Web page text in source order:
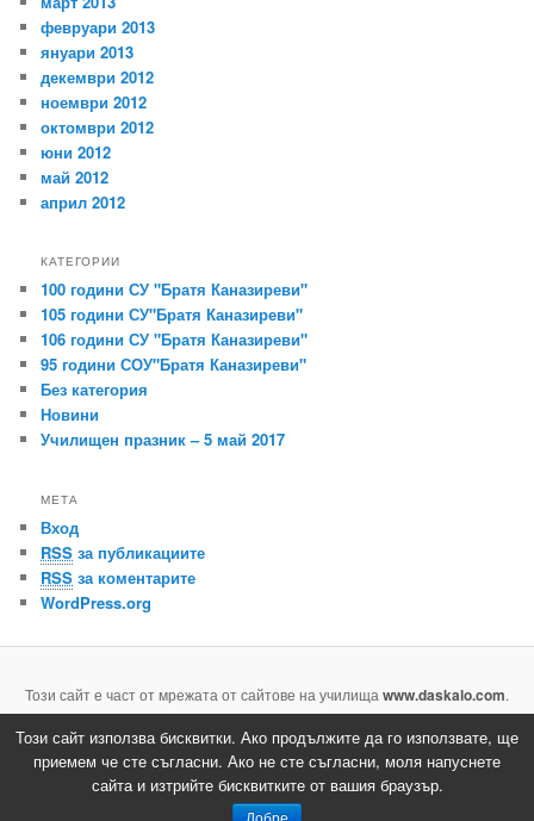
февруари 2013
януари 2013
декември 2012
ноември 2012
октомври 2012
юни 2012
май 2012
април 2012
КАТЕГОРИИ
100 години СУ "Братя Каназиреви"
105 години СУ"Братя Каназиреви"
106 години СУ "Братя Каназиреви"
95 години СОУ"Братя Каназиреви"
Без категория
Новини
Училищен празник – 5 май 2017
МЕТА
Вход
RSS за публикациите
RSS за коментарите
WordPress.org
Този сайт е част от мрежата от сайтове на училища www.daskalo.com.
Задвижвано с гордост от WordPress
Този сайт използва бисквитки. Ако продължите да го използвате, ще
приемем че сте съгласни. Ако не сте съгласни, моля напуснете
сайта и изтрийте бисквитките от вашия браузър.